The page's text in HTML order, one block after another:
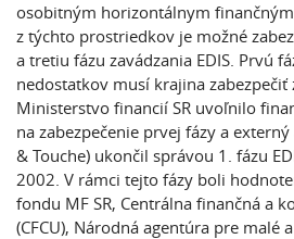
osobitným horizontálnym
z týchto prostriedkov je možné
a tretiu fázu zavádzania EDIS. Prvú
nedostatkov musí krajina
Ministerstvo financií SR uvoľnilo
na zabezpečenie prvej fázy a
& Touche) ukončil správou 1. fázu
2002. V rámci tejto fázy boli
fondu MF SR, Centrálna finančná a
(CFCU), Národná agentúra pre malé